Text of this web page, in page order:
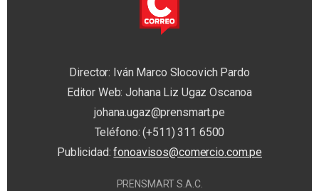
Director: Iván Marco Slocovich Pardo
Editor Web: Johana Liz Ugaz Oscanoa
johana.ugaz@prensmart.pe
Teléfono: (+511) 311 6500
Publicidad:fonoavisos@comercio.com.pe
PRENSMART S.A.C.